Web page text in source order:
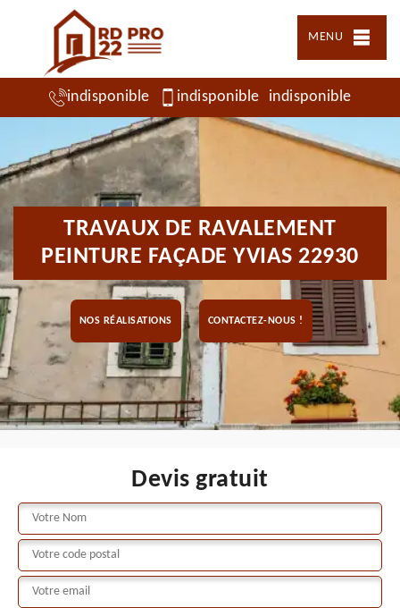
MENU
indisponible indisponible indisponible
TRAVAUX DE RAVALEMENT
PEINTURE FAÇADE YVIAS 22930
NOS RÉALISATIONS CONTACTEZ-NOUS !
Devis gratuit